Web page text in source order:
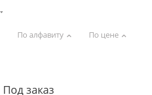
По алфавиту По цене
Под заказ